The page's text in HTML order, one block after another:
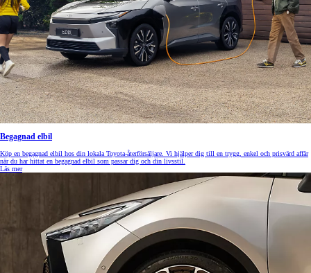
Begagnad elbil
Köp en begagnad elbil hos din lokala Toyota-återförsäljare. Vi hjälper dig till en trygg, enkel och prisvärd affär
när du har hittat en begagnad elbil som passar dig och din livsstil.
Läs mer